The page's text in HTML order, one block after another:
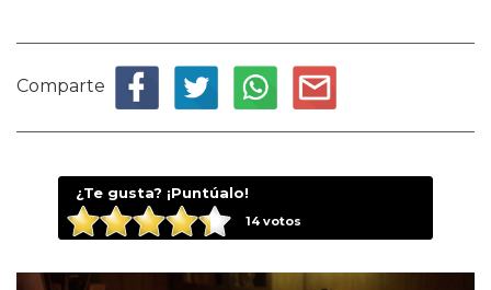
Comparte
¿Te gusta? ¡Puntúalo!
14votos